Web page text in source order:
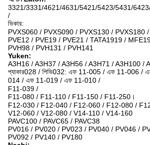
3321/3331/4621/4631/5421/5423/5431/
/
ভিকার:
PVXS060 / PVXS090 / PVXS130 / PVXS180
PVE12 / PVE19 / PVE21 / TATA1919 /
PVH98 / PVH131 / PVH141
Yuken:
A3H16 / A3H37 / A3H56 / A3H71 / A3H100 /
প্যাকার028 / পিভি032: এফ 11-005 / এফ 11-006 /
014 / এফ 11-019 / এফ 11-010 /
F11-039 /
F11-080 / F11-110 / F11-150 / F11-250।
F12-030 / F12-040 / F12-060 / F12-080 /
V12-060 / V12-080 / V14-110 / V14-160
PAVC100 / PAVC65 / PAVC38
PV016 / PV020 / PV023 / PV040 / PV046 /
PV092 / PV140 / PV180